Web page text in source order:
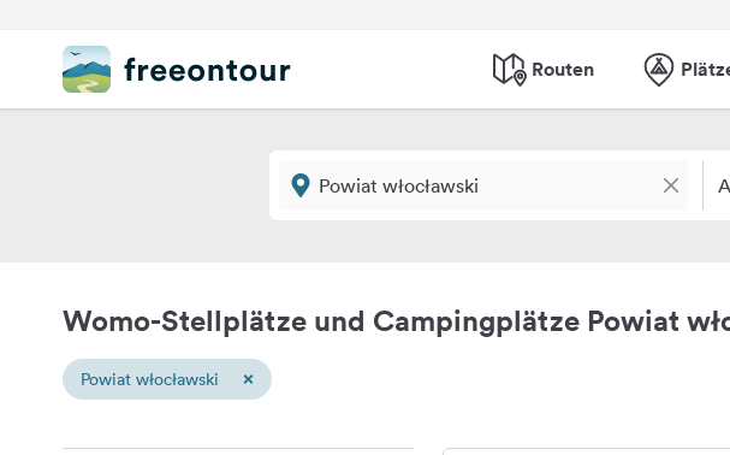
Routen
Womo-Stellplätze und Campingplätze Powiat
Powiat włocławski ×